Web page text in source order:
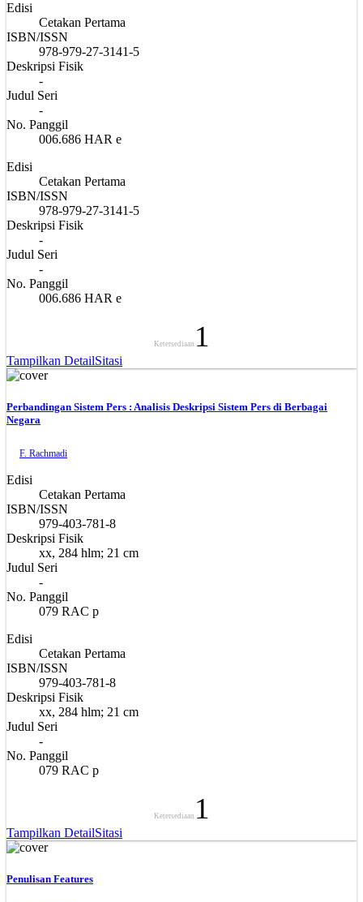
Edisi
Cetakan Pertama
ISBN/ISSN
978-979-27-3141-5
Deskripsi Fisik
-
Judul Seri
-
No. Panggil
006.686 HAR e
Edisi
Cetakan Pertama
ISBN/ISSN
978-979-27-3141-5
Deskripsi Fisik
-
Judul Seri
-
No. Panggil
006.686 HAR e
Ketersediaan 1
Tampilkan DetailSitasi
Perbandingan Sistem Pers : Analisis Deskripsi Sistem Pers di Berbagai
Negara
F. Rachmadi
Edisi
Cetakan Pertama
ISBN/ISSN
979-403-781-8
Deskripsi Fisik
xx, 284 hlm; 21 cm
Judul Seri
-
No. Panggil
079 RAC p
Edisi
Cetakan Pertama
ISBN/ISSN
979-403-781-8
Deskripsi Fisik
xx, 284 hlm; 21 cm
Judul Seri
-
No. Panggil
079 RAC p
Ketersediaan 1
Tampilkan DetailSitasi
Penulisan Features